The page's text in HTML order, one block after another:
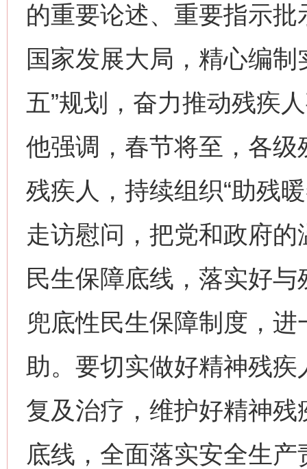
的重要论述、重要指示
国家发展大局，精心编
五”规划，奋力推动残疾
他强调，春节将至，各
残疾人，持续组织“助残
走访慰问，把党和政府
民生保障底线，落实好
兜底性民生保障制度，
助。要切实做好精神残
复及治疗，维护好精神
底线，全面落实安全生